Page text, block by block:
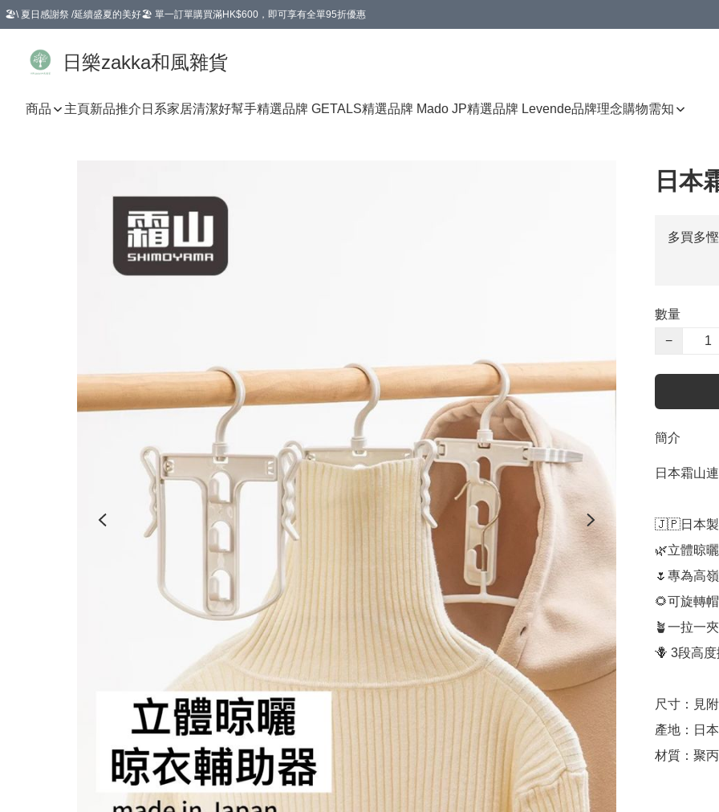
🏖️\ 夏日感謝祭 /延續盛夏的美好🏖️ 單一訂單購買滿HK$600，即可享有全單95折優惠
日樂zakka和風雜貨
商品 主頁新品推介 日系家居清潔好幫手精選品牌 GETALS精選品牌 Mado JP精選品牌 Levende品牌理念購物需知
日本
多買多慳
數量
−
簡介
日本霜山
🇯🇵日本製
🌿立體晾
🌷專為高
🌻可旋轉
🪴一拉一
🪻 3段高
尺寸：見
產地：日本
材質：